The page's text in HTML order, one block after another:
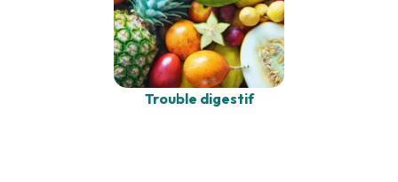
Trouble digestif